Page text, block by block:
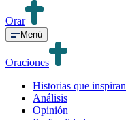
Orar
Menú
Oraciones
Historias que inspiran
Análisis
Opinión